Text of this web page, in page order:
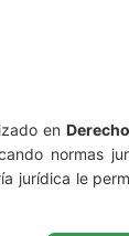
en
normas
jurídica le